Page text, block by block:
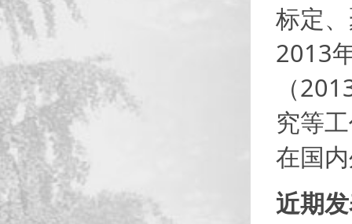
标定
2013
（
究等
在国
近期